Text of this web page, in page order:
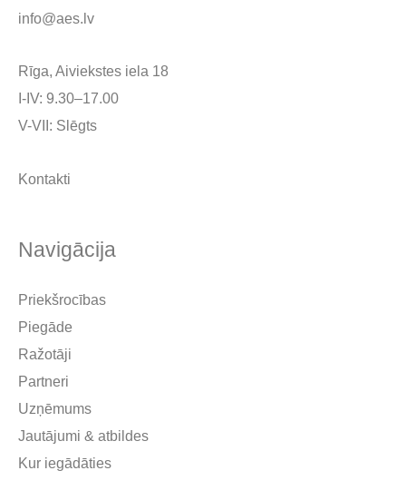
info@aes.lv
Rīga, Aiviekstes iela 18
I-IV: 9.30–17.00
V-VII: Slēgts
Kontakti
Navigācija
Priekšrocības
Piegāde
Ražotāji
Partneri
Uzņēmums
Jautājumi & atbildes
Kur iegādāties